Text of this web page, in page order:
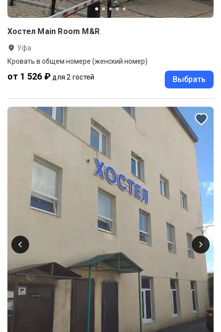
Хостел Main Room M&R
Уфа
Кровать в общем номере (женский номер)
от 1 526 ₽ для 2 гостей Выбрать